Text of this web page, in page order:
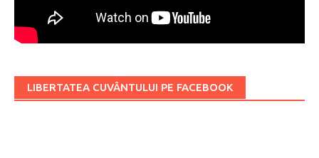
LIBERTATEA CUVÂNTULUI PE FACEBOOK